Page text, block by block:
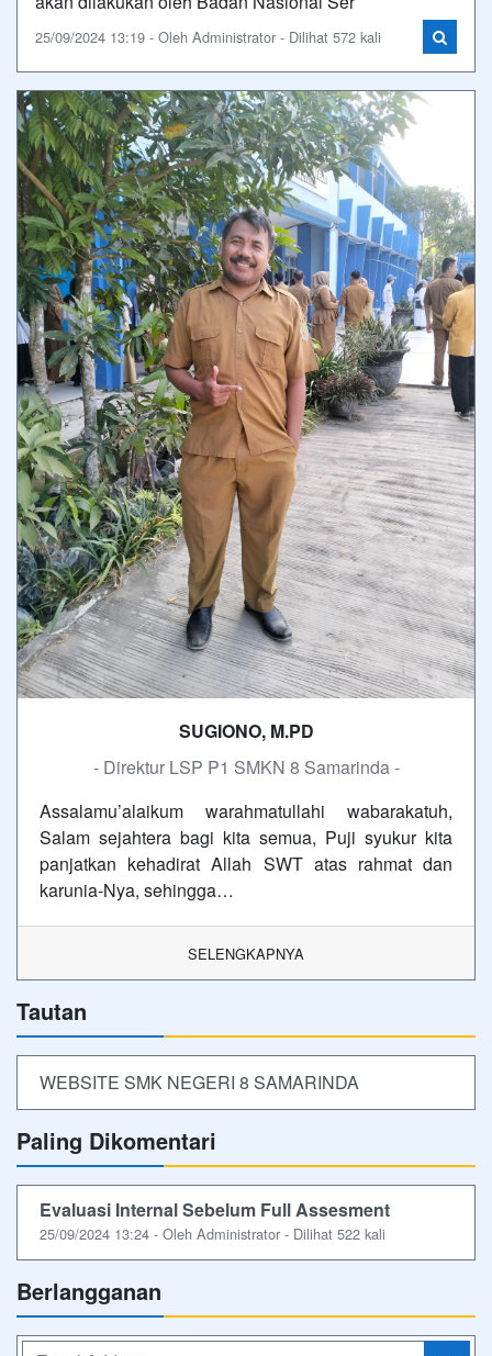
25/09/2024 13:19 - Oleh Administrator - Dilihat 572 kali
SUGIONO, M.PD
- Direktur LSP P1 SMKN 8 Samarinda -
Assalamu’alaikum warahmatullahi wabarakatuh,
Salam sejahtera bagi kita semua, Puji syukur kita
panjatkan kehadirat Allah SWT atas rahmat dan
karunia-Nya, sehingga…
SELENGKAPNYA
Tautan
WEBSITE SMK NEGERI 8 SAMARINDA
Paling Dikomentari
Evaluasi Internal Sebelum Full Assesment
25/09/2024 13:24 - Oleh Administrator - Dilihat 522 kali
Berlangganan